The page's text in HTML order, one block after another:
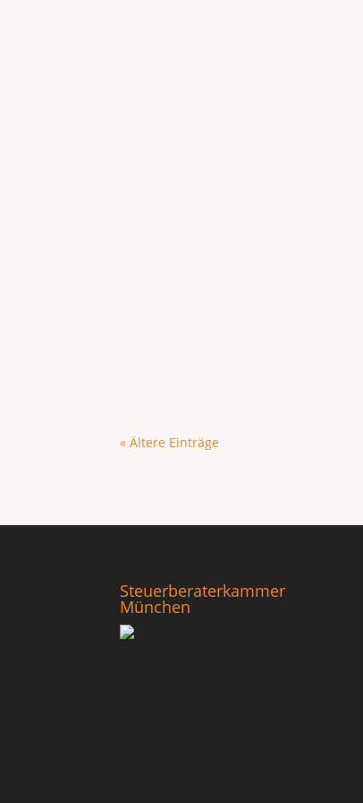
« Ältere Einträge
Steuerberaterkammer
München